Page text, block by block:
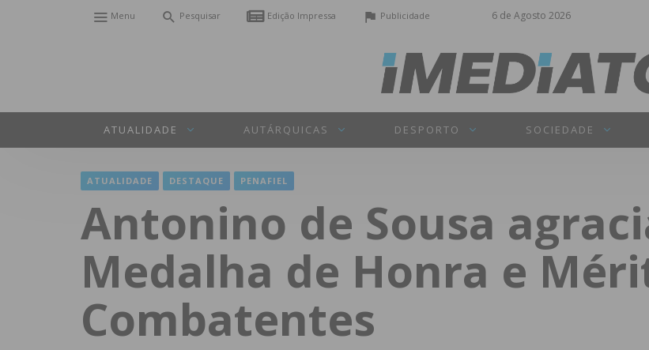
6 de Agosto 2026
Menu Pesquisar Edição Impressa Publicidade
ATUALIDADE AUTÁRQUICAS DESPORTO SOCIEDADE
ATUALIDADE DESTAQUE PENAFIEL
Antonino de Sousa
Medalha de Honra e
Combatentes